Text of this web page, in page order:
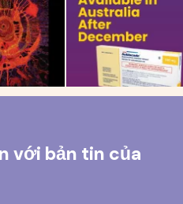
với bản tin của